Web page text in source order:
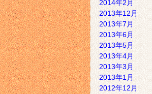
2014年2月
2013年12月
2013年7月
2013年6月
2013年5月
2013年4月
2013年3月
2013年1月
2012年12月